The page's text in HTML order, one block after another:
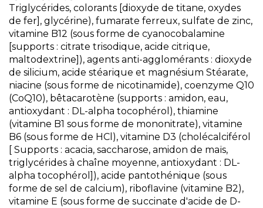
Triglycérides, colorants [dioxyde de titane, oxydes
de fer], glycérine), fumarate ferreux, sulfate de zinc,
vitamine B12 (sous forme de cyanocobalamine
[supports : citrate trisodique, acide citrique,
maltodextrine]), agents anti-agglomérants : dioxyde
de silicium, acide stéarique et magnésium Stéarate,
niacine (sous forme de nicotinamide), coenzyme Q10
(CoQ10), bêtacarotène (supports : amidon, eau,
antioxydant : DL-alpha tocophérol), thiamine
(vitamine B1 sous forme de mononitrate), vitamine
B6 (sous forme de HCl), vitamine D3 (cholécalciférol
[ Supports : acacia, saccharose, amidon de maïs,
triglycérides à chaîne moyenne, antioxydant : DL-
alpha tocophérol]), acide pantothénique (sous
forme de sel de calcium), riboflavine (vitamine B2),
vitamine E (sous forme de succinate d'acide de D-